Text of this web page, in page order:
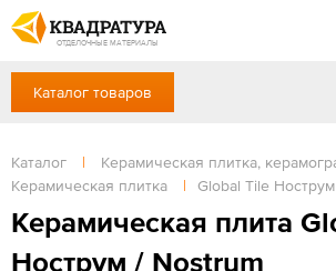
ОТДЕЛОЧНЫЕ МАТЕРИАЛЫ
Профи
Доставка и оплата
Готовые решения
Акции
Отзывы
+7 (391) 222-30-37
Сб, Вс — выходной
ЗАКАЗАТЬ ЗВОНОК
Вход / Регистрация
Каталог товаров
Каталог | Керамическая плитка,
Керамическая плитка
| Global Tile
Керамическая плита
Нострум / Nostrum